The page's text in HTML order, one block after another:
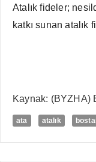
Atalık fideler;
katkı sunan atalık
Kaynak: (BYZHA)
ata atalık